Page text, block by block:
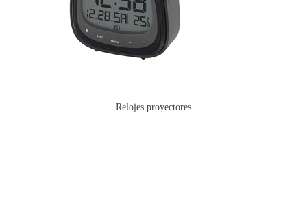
Relojes proyectores